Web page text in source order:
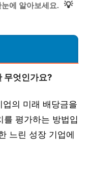
에 알아보세요. 💡
무엇인가요?
의 미래 배당금을
를 평가하는 방법입
느린 성장 기업에